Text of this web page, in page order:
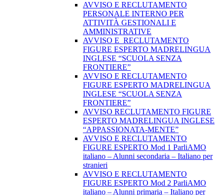
AVVISO E RECLUTAMENTO
PERSONALE INTERNO PER
ATTIVITÀ GESTIONALI E
AMMINISTRATIVE
AVVISO E RECLUTAMENTO
FIGURE ESPERTO MADRELINGUA
INGLESE “SCUOLA SENZA
FRONTIERE”
AVVISO E RECLUTAMENTO
FIGURE ESPERTO MADRELINGUA
INGLESE “SCUOLA SENZA
FRONTIERE”
AVVISO RECLUTAMENTO FIGURE
ESPERTO MADRELINGUA INGLESE
“APPASSIONATA-MENTE”
AVVISO E RECLUTAMENTO
FIGURE ESPERTO Mod 1 ParliAMO
italiano – Alunni secondaria – Italiano per
stranieri
AVVISO E RECLUTAMENTO
FIGURE ESPERTO Mod 2 ParliAMO
italiano – Alunni primaria – Italiano per